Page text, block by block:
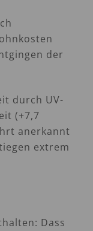
der
durch UV-
(+7,7
anerkannt
extrem
Dass